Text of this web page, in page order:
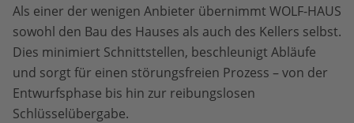
Als einer der wenigen Anbieter übernimmt WOLF-HAUS
sowohl den Bau des Hauses als auch des Kellers selbst.
Dies minimiert Schnittstellen, beschleunigt Abläufe
und sorgt für einen störungsfreien Prozess – von der
Entwurfsphase bis hin zur reibungslosen
Schlüsselübergabe.